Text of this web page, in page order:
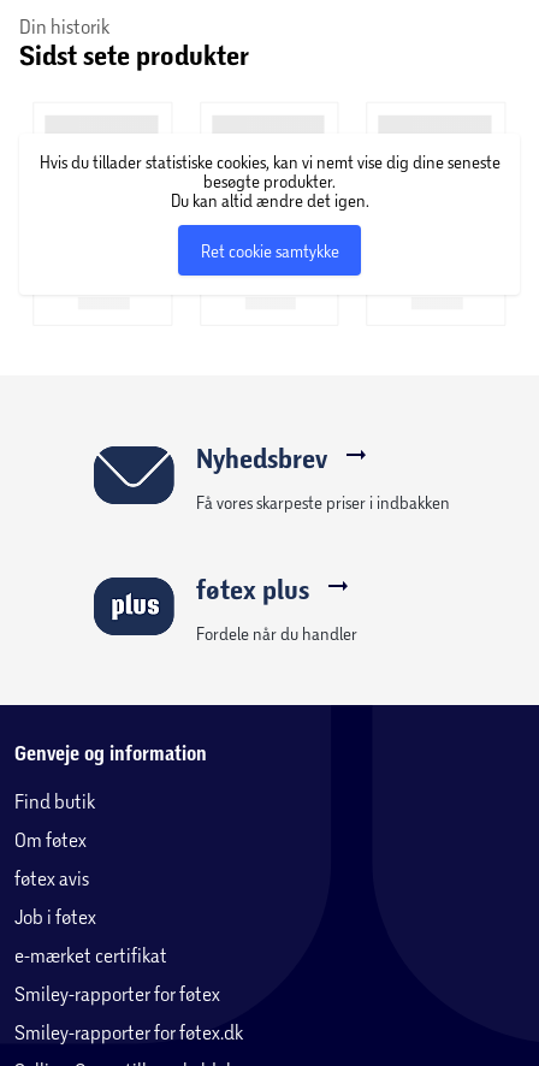
ikke garanteres.
Din historik
Sidst sete produkter
Hvis du tillader statistiske cookies, kan vi nemt vise dig dine seneste
besøgte produkter.
Du kan altid ændre det igen.
Ret cookie samtykke
Nyhedsbrev
Få vores skarpeste priser i indbakken
føtex plus
Fordele når du handler
Genveje og information
Find butik
Om føtex
føtex avis
Job i føtex
e-mærket certifikat
Smiley-rapporter for føtex
Smiley-rapporter for føtex.dk